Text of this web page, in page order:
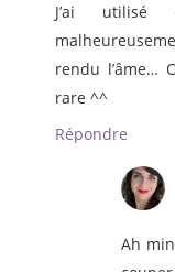
J’ai
rendu l’âme…
rare ^^
Répondre
Ah